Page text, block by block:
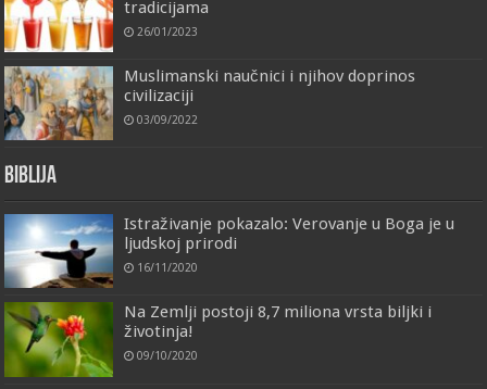
tradicijama
26/01/2023
Muslimanski naučnici i njihov doprinos
civilizaciji
03/09/2022
Biblija
Istraživanje pokazalo: Verovanje u Boga je u
ljudskoj prirodi
16/11/2020
Na Zemlji postoji 8,7 miliona vrsta biljki i
životinja!
09/10/2020